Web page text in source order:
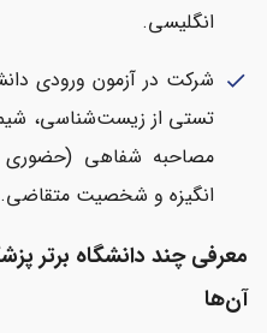
انگلیسی.
check
شرکت در آزمون ورودی
تستی از زیست‌شناسی،
مصاحبه شفاهی (حضوری
انگیزه و شخصیت متقاضی.
معرفی چند دانشگاه برتر
آن‌ها